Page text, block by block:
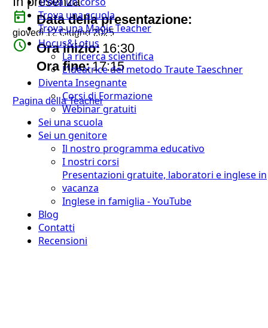
Trova una scuola
Trova una Magic Teacher
Hocus&Lotus
La ricerca scientifica
L’ideatrice del metodo Traute Taeschner
Diventa Insegnante
Corsi di Formazione
Webinar gratuiti
Sei una scuola
Sei un genitore
Il nostro programma educativo
I nostri corsi
Presentazioni gratuite, laboratori e inglese in
vacanza
Inglese in famiglia - YouTube
Blog
Contatti
Recensioni
today Data della presentazione:
giovedì 12 Giugno 2025
watch_later Ora inizio: 16:30
Ora fine:17:15
Pagina della Teacher